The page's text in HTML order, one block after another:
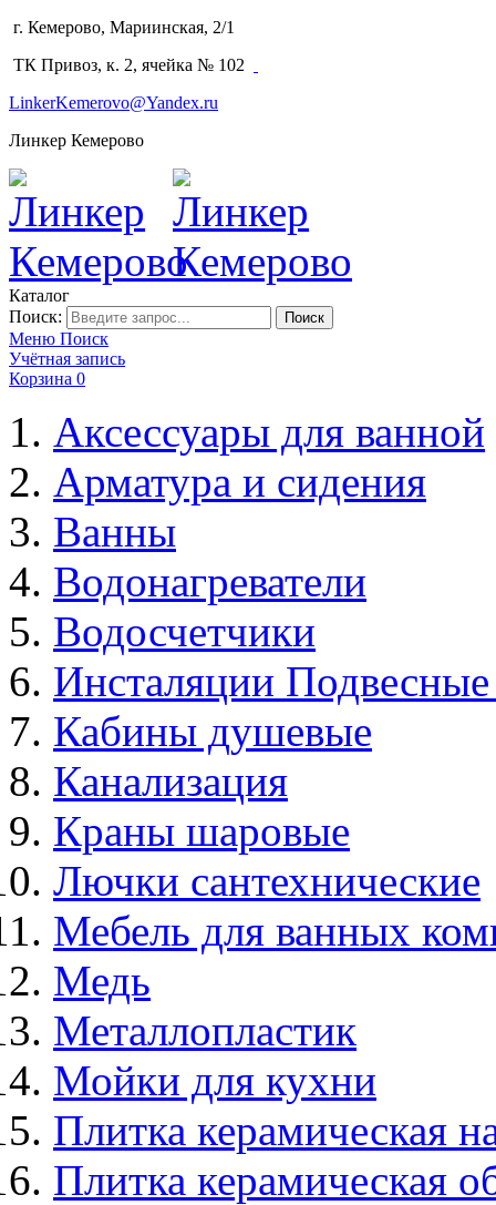
г. Кемерово, Мариинская, 2/1
ТК Привоз, к. 2, ячейка № 102
LinkerKemerovo@Yandex.ru
Линкер Кемерово
Каталог
Поиск:
Поиск
Меню Поиск
Учётная запись
Корзина 0
Аксессуары для ванной
Арматура и сидения
Ванны
Водонагреватели
Водосчетчики
Инсталяции
Кабины душевые
Канализация
Краны шаровые
Лючки сантехнические
Мебель для ванных
Медь
Металлопластик
Мойки для кухни
Плитка керамическая
Плитка керамическая